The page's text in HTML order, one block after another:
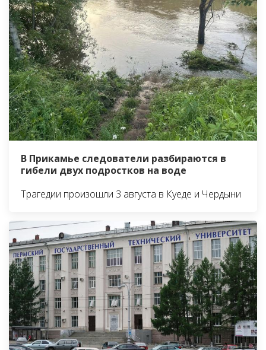
В Прикамье следователи разбираются в
гибели двух подростков на воде
Трагедии произошли 3 августа в Куеде и Чердыни